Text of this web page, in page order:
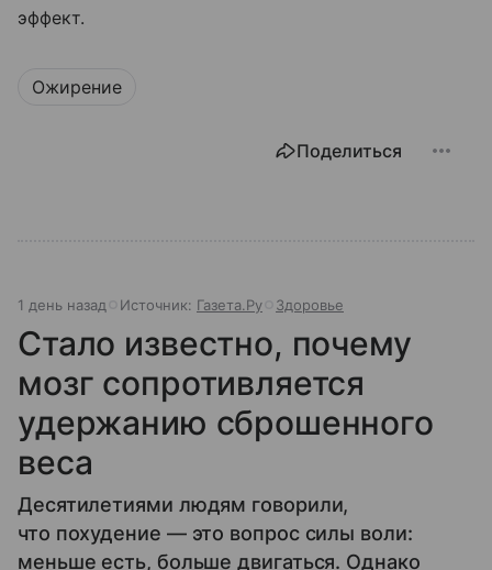
эффект.
Ожирение
Поделиться
1 день назад Источник: Газета.Ру Здоровье
Стало известно, почему
мозг сопротивляется
удержанию сброшенного
веса
Десятилетиями людям говорили,
что похудение — это вопрос силы воли:
меньше есть, больше двигаться. Однако